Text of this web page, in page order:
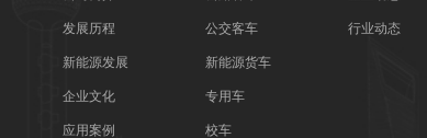
发展历程
新能源发展
企业文化
应用案例
公交客车
新能源货车
专用车
校车
行业动态